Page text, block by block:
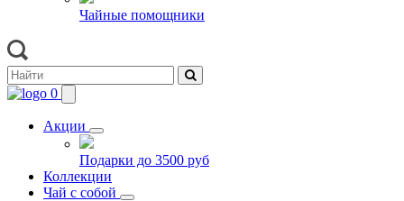
Чайные помощники
0
Акции
Подарки до 3500 руб
Коллекции
Чай с собой